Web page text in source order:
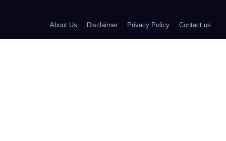
About Us Disclaimer Privacy Policy Contact us